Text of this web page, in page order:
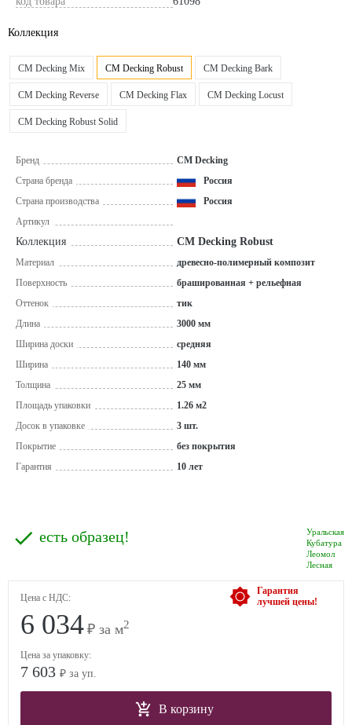
Коллекция
CM Decking Mix CM Decking Robust CM Decking Bark
CM Decking Reverse CM Decking Flax CM Decking Locust
CM Decking Robust Solid
Бренд
CM Decking
Страна бренда
Россия
Страна производства
Россия
Артикул
Коллекция CM Decking Robust
Материал
древесно-полимерный композит
Поверхность
брашированная + рельефная
Оттенок
тик
Длина
3000 мм
Ширина доски
средняя
Ширина
140 мм
Толщина
25 мм
Площадь упаковки
1.26 м2
Досок в упаковке
3 шт.
Покрытие
без покрытия
Гарантия
10 лет
Уральская
Кубатура
Леомол
Лесная
есть образец!
Гарантия
лучшей цены!
Цена с НДС:
6 034 ₽ за м2
Цена за упаковку:
7 603 ₽ за уп.
В корзину